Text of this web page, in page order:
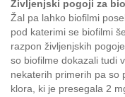
Življenjski pogoji za
Žal pa lahko biofilmi
pod katerimi se biofilmi
razpon življenjskih
so biofilme dokazali tudi
nekaterih primerih pa so
klora, ki je presegala 2